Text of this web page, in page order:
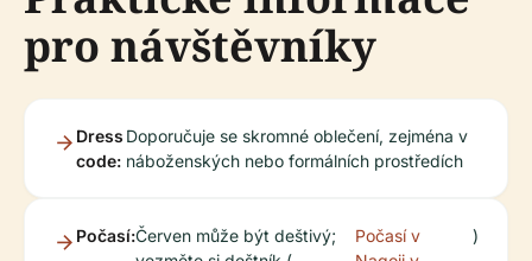
pro návštěvníky
Dress
code:
Doporučuje se skromné oblečení, zejména v
náboženských nebo formálních prostředích
Počasí:Červen může být deštivý;
Počasí v
)